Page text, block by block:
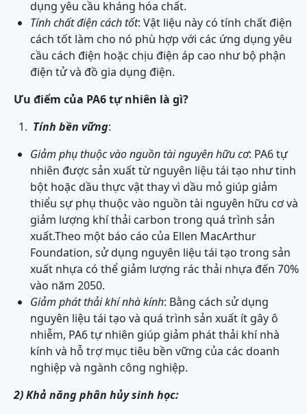
dụng yêu cầu kháng hóa chất.
Tính chất điện cách tốt: Vật liệu này có tính chất điện
cách tốt làm cho nó phù hợp với các ứng dụng yêu
cầu cách điện hoặc chịu điện áp cao như bộ phận
điện tử và đồ gia dụng điện.
Ưu điểm của PA6 tự nhiên là gì?
Tính bền vững:
Giảm phụ thuộc vào nguồn tài nguyên hữu cơ: PA6 tự
nhiên được sản xuất từ nguyên liệu tái tạo như tinh
bột hoặc dầu thực vật thay vì dầu mỏ giúp giảm
thiểu sự phụ thuộc vào nguồn tài nguyên hữu cơ và
giảm lượng khí thải carbon trong quá trình sản
xuất.Theo một báo cáo của Ellen MacArthur
Foundation, sử dụng nguyên liệu tái tạo trong sản
xuất nhựa có thể giảm lượng rác thải nhựa đến 70%
vào năm 2050.
Giảm phát thải khí nhà kính: Bằng cách sử dụng
nguyên liệu tái tạo và quá trình sản xuất ít gây ô
nhiễm, PA6 tự nhiên giúp giảm phát thải khí nhà
kính và hỗ trợ mục tiêu bền vững của các doanh
nghiệp và ngành công nghiệp.
2) Khả năng phân hủy sinh học: